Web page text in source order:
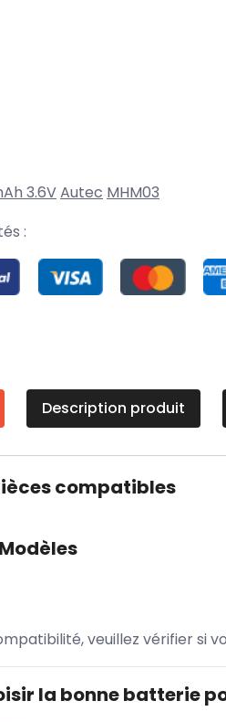
3.6VAutec MHM03
:
Description produit
compatibles
veuillez vérifier si
la bonne batterie